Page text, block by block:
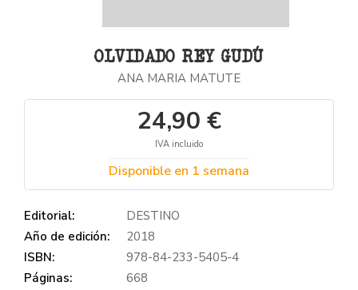
OLVIDADO REY GUDÚ
ANA MARIA MATUTE
24,90 €
IVA incluido
Disponible en 1 semana
Editorial:
DESTINO
Año de edición:
2018
ISBN:
978-84-233-5405-4
Páginas:
668